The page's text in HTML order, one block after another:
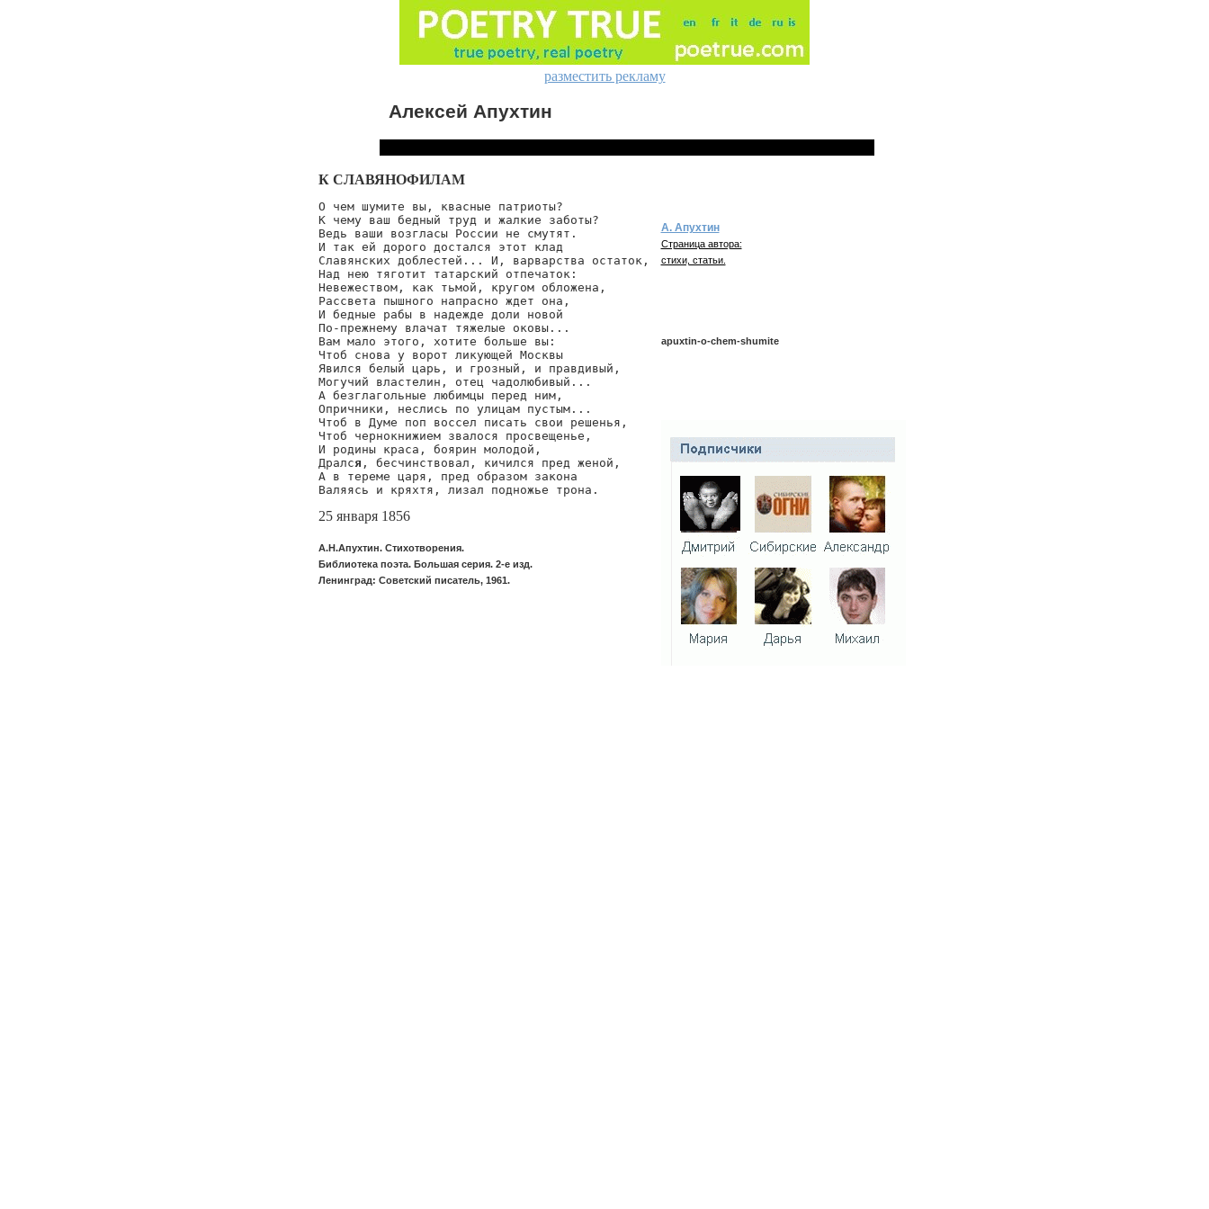
разместить рекламу
Алексей Апухтин
К СЛАВЯНОФИЛАМ
О чем шумите вы, квасные патриоты?
К чему ваш бедный труд и жалкие заботы?
Ведь ваши возгласы России не смутят.
И так ей дорого достался этот клад
Славянских доблестей... И, варварства остаток,
Над нею тяготит татарский отпечаток:
Невежеством, как тьмой, кругом обложена,
Рассвета пышного напрасно ждет она,
И бедные рабы в надежде доли новой
По-прежнему влачат тяжелые оковы...
Вам мало этого, хотите больше вы:
Чтоб снова у ворот ликующей Москвы
Явился белый царь, и грозный, и правдивый,
Могучий властелин, отец чадолюбивый...
А безглагольные любимцы перед ним,
Опричники, неслись по улицам пустым...
Чтоб в Думе поп воссел писать свои решенья,
Чтоб чернокнижием звалося просвещенье,
И родины краса, боярин молодой,
Дрался , бесчинствовал, кичился пред женой,
А в тереме царя, пред образом закона
25 января 1856
А.Н.Апухтин. Стихотворения.
Библиотека поэта. Большая серия. 2-е изд.
Ленинград: Советский писатель, 1961.
А. Апухтин
Страница автора:
стихи, статьи.
apuxtin-o-chem-shumite